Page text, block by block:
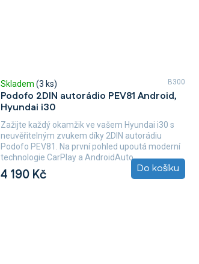
Podofo 2DIN autorádio PEV81 Android,
Hyundai i30
Skladem (3 ks)
4 190 Kč Do košíku
Zažijte každý okamžik ve vašem Hyundai i30 s
neuvěřitelným zvukem díky 2DIN autorádiu
Podofo PEV81. Na první pohled upoutá moderní
technologie CarPlay a AndroidAuto,...
B300